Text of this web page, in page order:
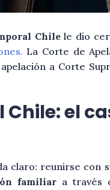
Chilele dio
La Corte de
a Corte
el
claro: reunirse con
familiar a través